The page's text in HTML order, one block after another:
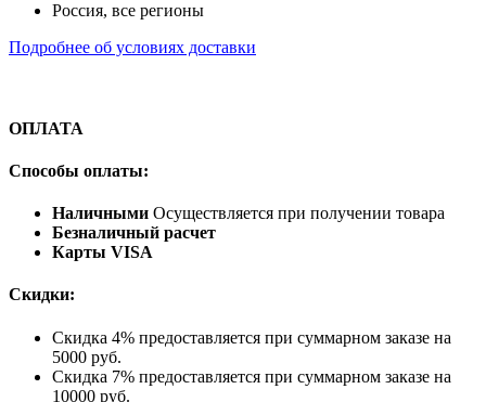
Россия, все регионы
Подробнее об условиях доставки
ОПЛАТА
Способы оплаты:
Наличными Осуществляется при получении товара
Безналичный расчет
Карты VISA
Скидки:
Скидка 4% предоставляется при суммарном заказе на
5000 руб.
Скидка 7% предоставляется при суммарном заказе на
10000 руб.